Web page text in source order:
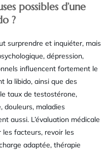
possibles d’une
?
surprendre et inquiéter, mais
dépression,
influencent fortement le
la libido, ainsi que des
taux de testostérone,
douleurs, maladies
aussi. L’évaluation médicale
les facteurs, revoir les
adaptée, thérapie